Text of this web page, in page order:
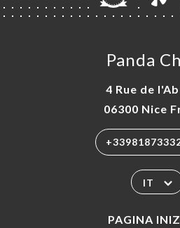
Panda
4 Rue de
06300 Nice
IT
PAGINA